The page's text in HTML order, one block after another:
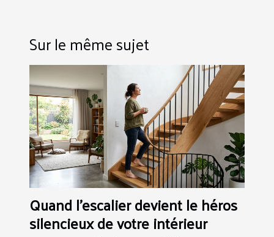
Sur le même sujet
Quand l'escalier devient le héros
silencieux de votre intérieur